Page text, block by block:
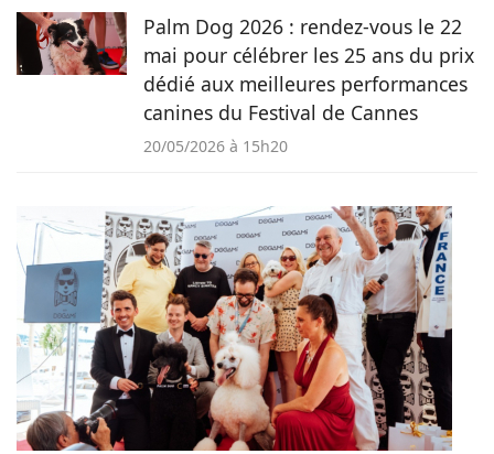
Palm Dog 2026 : rendez-vous le 22
mai pour célébrer les 25 ans du prix
dédié aux meilleures performances
canines du Festival de Cannes
20/05/2026 à 15h20